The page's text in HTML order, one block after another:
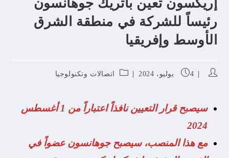
إريكسون تعين باتريك جوهانسون
رئيساً للشركة في منطقة الشرق
الأوسط وإفريقيا
4 يوليو، 2024 اتصالات وتكنولوجيا
سيصبح قرار التعيين نافذاً اعتباراً من 1 أغسطس
2024
مع هذا المنصب، سيصبح جوهانسون عضواً في